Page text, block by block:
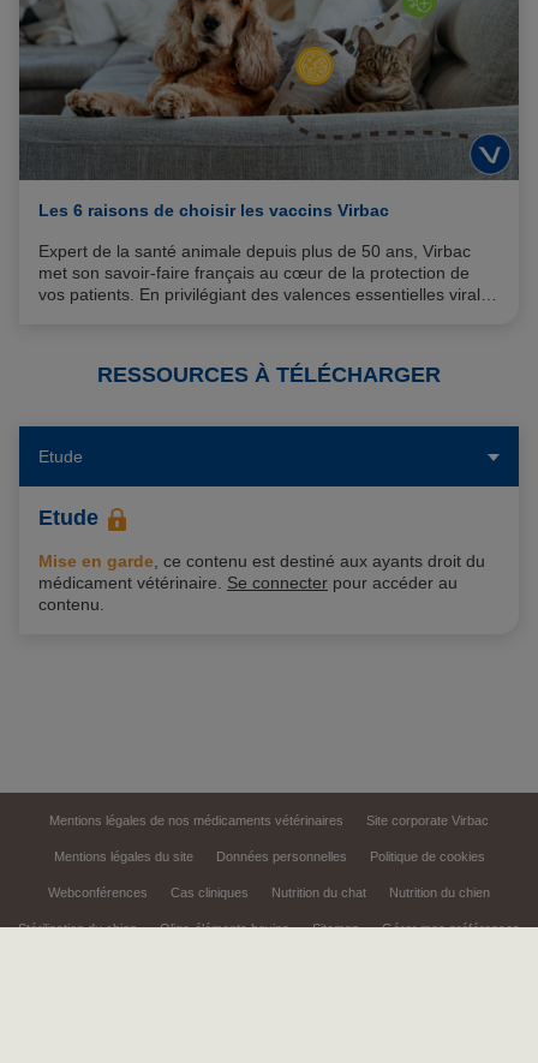
Les 6 raisons de choisir les vaccins Virbac
Expert de la santé animale depuis plus de 50 ans, Virbac
met son savoir-faire français au cœur de la protection de
vos patients. En privilégiant des valences essentielles virales
De l'immunité de trois ans à la spécificité de la souche FCV-
F9 en passant par une protection dès trois semaines,
pratique quotidienne.
RESSOURCES À TÉLÉCHARGER
Etude
Etude
Mise en garde, ce contenu est destiné aux ayants droit du
médicament vétérinaire. Se connecter pour accéder au
contenu.
Mentions légales de nos médicaments vétérinaires Site corporate Virbac
Mentions légales du site Données personnelles Politique de cookies
Webconférences Cas cliniques Nutrition du chat Nutrition du chien
Stérilisation du chien Oligo-éléments bovins Sitemap Gérer mes préférences